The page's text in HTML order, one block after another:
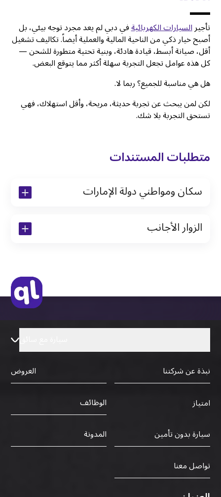
تأجيرالسيارات الكهربائيةفي دبي لم يعد مجرد توجه بيئي، بل
أصبح خيار ذكي من الناحية المالية والعملية أيضاً. تكاليف تشغيل
أقل، صيانة أبسط، قيادة هادئة، وبنية تحتية متطورة للشحن —
كل هذه عوامل تجعل التجربة سهلة أكثر مما يتوقع البعض.
هل هي مناسبة للجميع؟ ربما لا.
لكن لمن يبحث عن تجربة حديثة، مريحة، وأقل استهلاك، فهي
تستحق التجربة بلا شك.
متطلبات المستندات
سكان ومواطني دولة الإمارات
نسخة من تأشيرة الاقامة
الزوار الأجانب
نبذة عن شركتنا
العروض
امتياز
الوظائف
سيارة بدون تأمين
المدونة
تواصل معنا